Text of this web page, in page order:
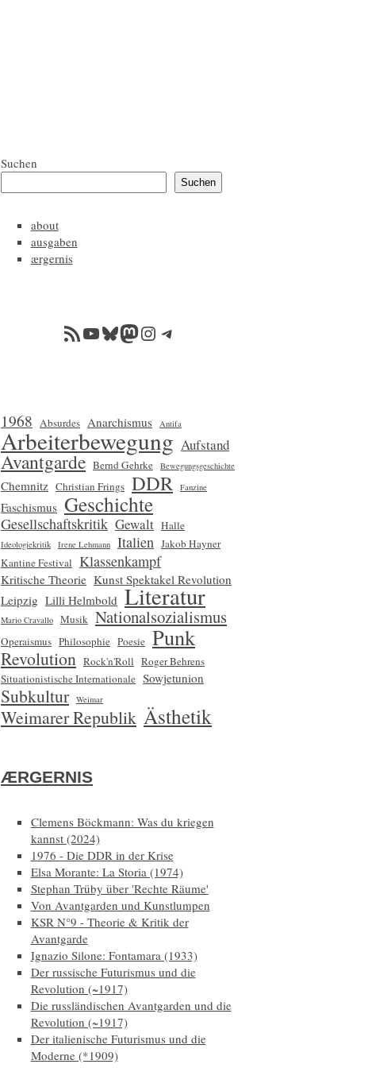
Suchen
Suchen
about
ausgaben
ærgernis
RSS-FeedYouTube
Bluesky
Mastodon
Instagram
Telegram
1968 Absurdes Anarchismus Antifa
Arbeiterbewegung Aufstand
Avantgarde Bernd Gehrke Bewegungsgeschichte
Chemnitz Christian Frings DDR Fanzine
Faschismus Geschichte
Gesellschaftskritik Gewalt Halle
Ideologiekritik Irene Lehmann Italien Jakob Hayner
Kantine Festival Klassenkampf
Kritische Theorie Kunst Spektakel Revolution
Leipzig Lilli Helmbold Literatur
Mario Cravallo Musik Nationalsozialismus
Operaismus Philosophie Poesie Punk
Revolution Rock'n'Roll Roger Behrens
Situationistische Internationale Sowjetunion
Subkultur Weimar
Weimarer Republik Ästhetik
ÆRGERNIS
Clemens Böckmann: Was du kriegen
kannst (2024)
1976 - Die DDR in der Krise
Elsa Morante: La Storia (1974)
Stephan Trüby über 'Rechte Räume'
Von Avantgarden und Kunstlumpen
KSR N°9 - Theorie & Kritik der
Avantgarde
Ignazio Silone: Fontamara (1933)
Der russische Futurismus und die
Revolution (~1917)
Die russländischen Avantgarden und die
Revolution (~1917)
Der italienische Futurismus und die
Moderne (*1909)